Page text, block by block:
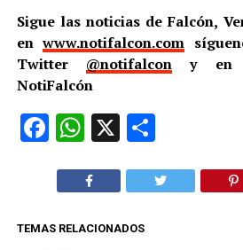
Sigue las noticias de Falcón,
enwww.notifalcon.com
Twitter @notifalcon y en
NotiFalcón
Facebook
WhatsApp
X
TEMAS RELACIONADOS